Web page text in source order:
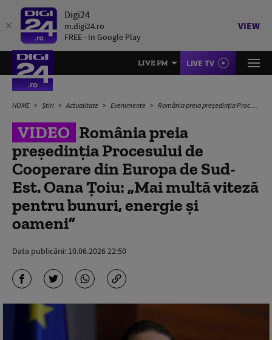
Digi24
m.digi24.ro
FREE - In Google Play
VIEW
LIVE FM LIVE TV
HOME Știri Actualitate Evenimente România preia președinția Procesului de Cooperare din Europa de Sud-Est. Oana Țoiu: „Mai multă viteză pentru bunuri, energie și oameni”
VIDEO România preia
președinția Procesului de
Cooperare din Europa de Sud-
Est. Oana Țoiu: „Mai multă viteză
pentru bunuri, energie și
oameni”
Data publicării: 10.06.2026 22:50